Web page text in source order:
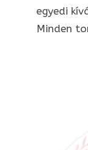
egyedi
Minden